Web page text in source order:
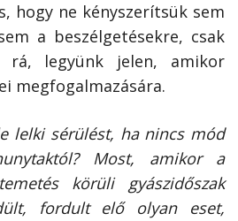
hogy ne kényszerítsük sem
a beszélgetésekre, csak
rá, legyünk jelen, amikor
megfogalmazására.
lelki sérülést, ha nincs mód
Most, amikor a
körüli gyászidőszak
fordult elő olyan eset,